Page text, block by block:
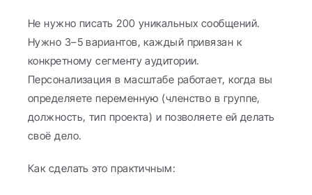
Не нужно писать 200 уникальных сообщений.
Нужно 3–5 вариантов, каждый привязан к
конкретному сегменту аудитории.
Персонализация в масштабе работает, когда вы
определяете переменную (членство в группе,
должность, тип проекта) и позволяете ей делать
своё дело.
Как сделать это практичным: